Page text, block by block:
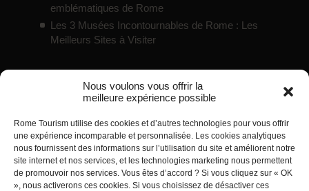
Nous voulons vous offrir la
meilleure expérience possible
Rome Tourism utilise des cookies et d’autres technologies pour vous offrir
une expérience incomparable et personnalisée. Les cookies analytiques
nous fournissent des informations sur l’utilisation du site et améliorent notre
site internet et nos services, et les technologies marketing nous permettent
de promouvoir nos services. Vous êtes d’accord ? Si vous cliquez sur « OK
», nous activerons ces cookies. Si vous choisissez de désactiver ces
emblématiques de Rome
Les 3 Musées Incontournables de Rome : Les
Meilleurs Sites à Visiter
Bons plans
Pass touristiques / cartes de réduction pour
Rome
Guide des meilleurs sites gratuits à Rome
Hébergements d’Exception à Rome